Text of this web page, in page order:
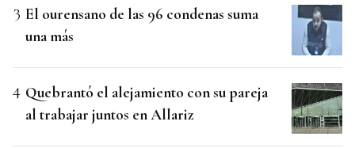
El ourensano de las 96 condenas suma
una más
Quebrantó el alejamiento con su pareja
al trabajar juntos en Allariz